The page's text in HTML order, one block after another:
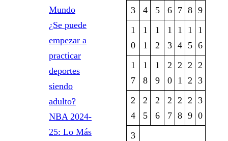
Mundo
¿Se puede
empezar a
practicar
deportes
siendo
adulto?
NBA 2024-
25: Lo Más
3
4 5 6 7 8 9
1
0
1
1
1
2
1
3
1
4
1
5
1
6
1
7
1
8
1
9
2
0
2
1
2
2
2
3
2
4
2
5
2
6
2
7
2
8
2
9
3
0
3